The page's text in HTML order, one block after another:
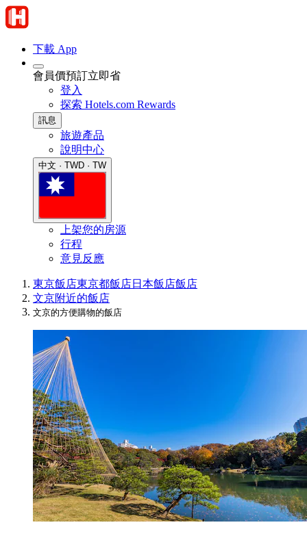
下載 App
會員價預訂立即省
登入
探索 Hotels.com Rewards
訊息
旅遊產品
說明中心
中文 · TWD · TW
上架您的房源
行程
意見反應
東京飯店東京都飯店日本飯店飯店
文京附近的飯店
文京的方便購物的飯店